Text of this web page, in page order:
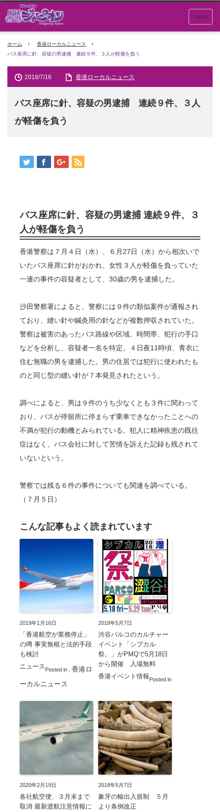
menu
ホーム
香港ローカルニュース
バス座席に針、容疑の男逮捕 連続９件、３人が軽傷を負う
2018/7/16 香港ローカルニュース
バス座席に針、容疑の男逮捕 連続９件、３人
が軽傷を負う
バス座席に針、容疑の男逮捕 連続９件、３
人が軽傷を負う
香港警察は７月４日（水）、６月27日（水）から相次いで
いたバス座席に針がおかれ、女性３人が軽傷を負っていた
一連の事件の容疑者として、30歳の男を逮捕した。
沙田警察署によると、警察には９件の類似案件が通報され
ており、縫い針や鍼灸用の針などが複数押収されていた。
警察は被害のあったバス路線や区域、時間帯、犯行の手口
などを分析し、容疑者一名を特定。４日夜11時頃、青衣に
住む無職の男を逮捕した。男の住居では犯行に使われたも
のと同じ型の縫い針が７本発見されたという。
調べによると、男は９件のうち少なくとも３件に関わって
おり、バスが停留所に停まらず乗車できなかったことへの
不満が犯行の動機とみられている。犯人に精神疾患の既往
症はなく、バス会社に対して苦情を訴えた記録も残されて
いないという。
警察では残る６件の事件についても関連を調べている。
（７月５日）
こんな記事もよく読まれています
2019年1月16日
「香港航空が業務停止」
の噂 事実無根と法的手段
も検討
Posted in
ニュース
香港ロ
ーカルニュース
2018年5月7日
渋谷パルコのカルチャー
イベント「シブカル
祭。」がPMQで5月18日
から開催 入場無料
Posted in
香港イベント情報
2020年2月19日
各社航空便、３月末まで
取消 最新渡航注意情報に
2018年5月7日
象牙の輸出入規制 ５月
より条例改正